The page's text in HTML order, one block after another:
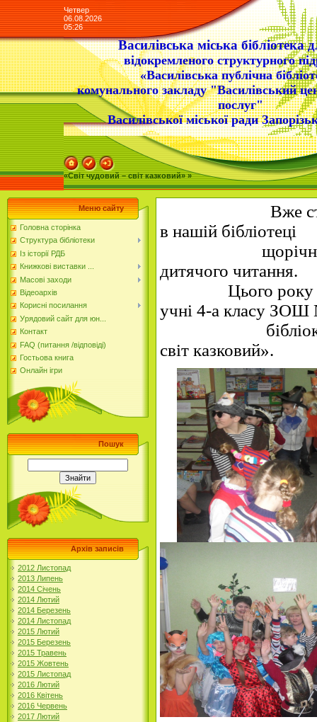
Четвер
06.08.2026
05:26
Василівська міська бібліотека
відокремленого структурного
«Василівська публічна
комунального закладу "Василівський
послуг"
Василівської міської ради
«Світ чудовий – світ казковий» »
Меню сайту
Головна сторінка
Структура бібліотеки
Із історії РДБ
Книжкові виставки ...
Масові заходи
Відеоархів
Корисні посилання
Урядовий сайт для юн...
Контакт
FAQ (питання /відповіді)
Гостьова книга
Онлайн ігри
Пошук
Архів записів
2012 Листопад
2013 Липень
2014 Січень
2014 Лютий
2014 Березень
2014 Листопад
2015 Лютий
2015 Березень
2015 Травень
2015 Жовтень
2015 Листопад
2016 Лютий
2016 Квітень
2016 Червень
2017 Лютий
Вже стало
в нашій бібліотеці
щорічного
дитячого читання.
Цього року
учні 4-а класу
світ казковий».